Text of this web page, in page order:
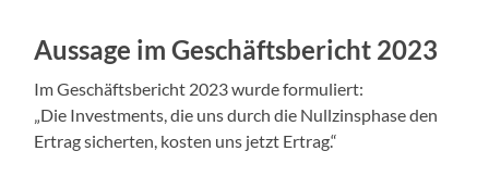
Aussage im Geschäftsbericht 2023
Im Geschäftsbericht 2023 wurde formuliert:
„Die Investments, die uns durch die Nullzinsphase den
Ertrag sicherten, kosten uns jetzt Ertrag.“